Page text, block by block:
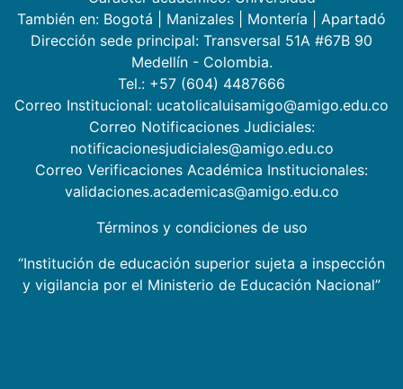
También en: Bogotá Manizales Montería
Apartadó
Dirección sede principal: Transversal 51A #67B 90
Medellín - Colombia.
Tel.: +57 (604) 4487666
Correo Institucional: ucatolicaluisamigo@amigo.edu.co
Correo Notificaciones Judiciales:
notificacionesjudiciales@amigo.edu.co
Correo Verificaciones Académica Institucionales:
validaciones.academicas@amigo.edu.co
Términos y condiciones de uso
“Institución de educación superior sujeta a inspección
y vigilancia por el Ministerio de Educación Nacional”